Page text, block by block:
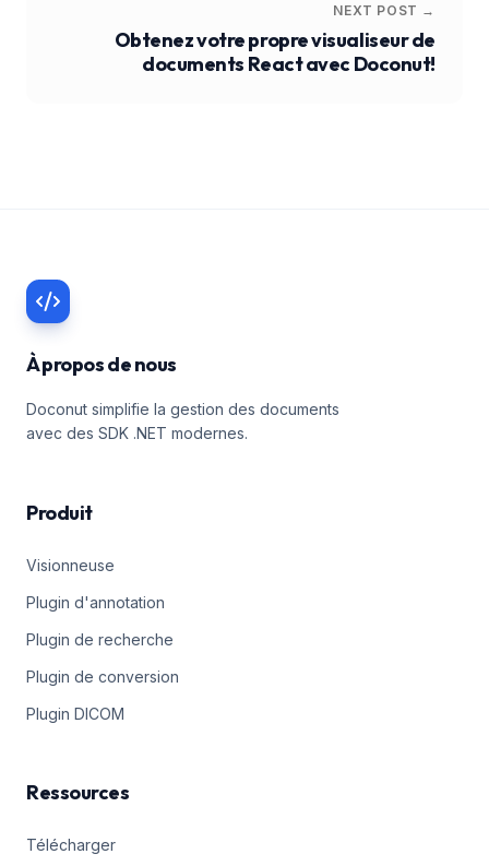
NEXT POST →
Obtenez votre propre visualiseur de
documents React avec Doconut!
À propos de nous
Doconut simplifie la gestion des documents
avec des SDK .NET modernes.
Produit
Visionneuse
Plugin d'annotation
Plugin de recherche
Plugin de conversion
Plugin DICOM
Ressources
Télécharger